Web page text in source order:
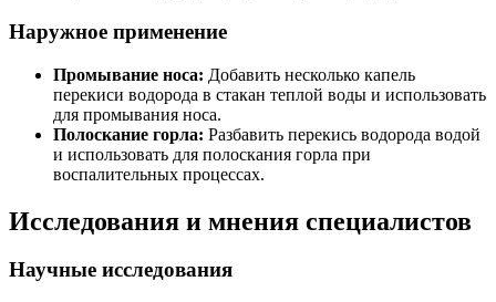
Наружное применение
Промывание носа: Добавить несколько капель
перекиси водорода в стакан теплой воды и использовать
для промывания носа.
Полоскание горла: Разбавить перекись водорода водой
и использовать для полоскания горла при
воспалительных процессах.
Исследования и мнения специалистов
Научные исследования